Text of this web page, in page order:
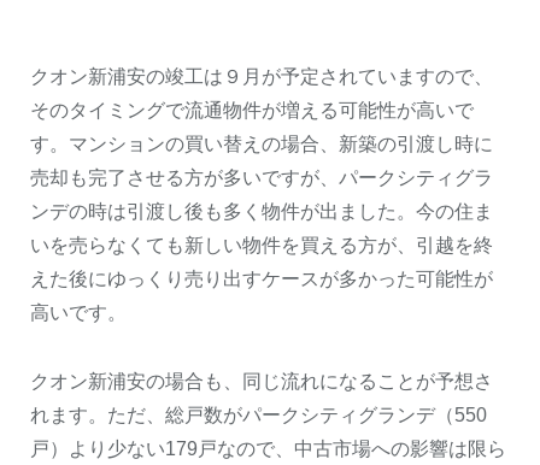
クオン新浦安の竣工は９月が予定されていますので、
そのタイミングで流通物件が増える可能性が高いで
す。マンションの買い替えの場合、新築の引渡し時に
売却も完了させる方が多いですが、パークシティグラ
ンデの時は引渡し後も多く物件が出ました。今の住ま
いを売らなくても新しい物件を買える方が、引越を終
えた後にゆっくり売り出すケースが多かった可能性が
高いです。
クオン新浦安の場合も、同じ流れになることが予想さ
れます。ただ、総戸数がパークシティグランデ（550
戸）より少ない179戸なので、中古市場への影響は限ら